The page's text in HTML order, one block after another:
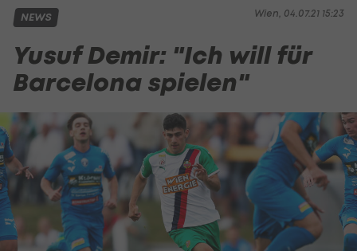
Wien, 04.07.21 15:23
NEWS
Yusuf Demir: "Ich will für
Barcelona spielen"